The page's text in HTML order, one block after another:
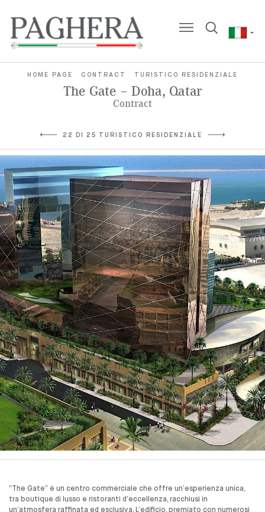
HOME PAGE CONTRACT TURISTICO RESIDENZIALE
The Gate – Doha, Qatar
Contract
22 DI 25 TURISTICO RESIDENZIALE
“The Gate” è un centro commerciale che offre un’esperienza unica,
tra boutique di lusso e ristoranti d’eccellenza, racchiusi in
un’atmosfera raffinata ed esclusiva. L’edificio, premiato con numerosi